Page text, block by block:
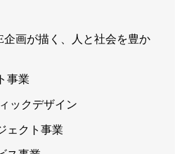
画が描く、人と社会を豊か
事業
ックデザイン
ェクト事業